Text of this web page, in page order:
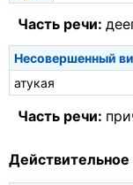
Часть речи:
Несовершенный
атукая
Часть речи:
Действительное